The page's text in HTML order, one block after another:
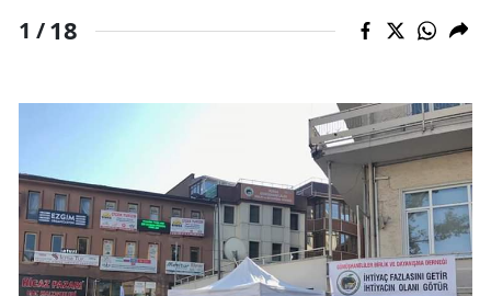
Trabzon
Tunceli
Şanlıurfa
1 /18